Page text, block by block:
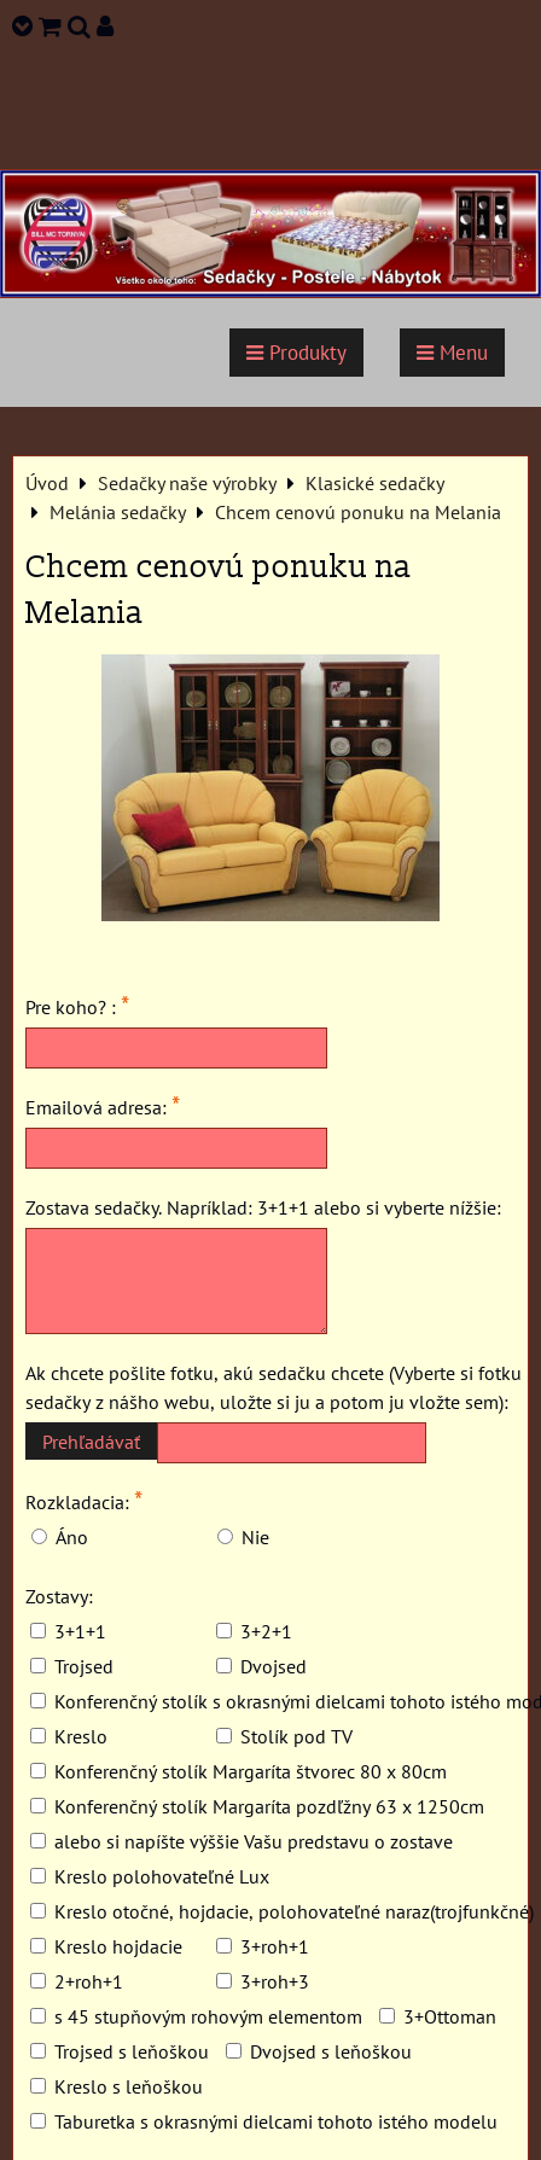
Produkty Menu
Úvod Sedačky naše výrobky
Klasické sedačky
Melánia sedačky
Chcem cenovú ponuku na Melania
Chcem cenovú ponuku na
Melania
Pre koho? : *
Emailová adresa: *
Zostava sedačky. Napríklad: 3+1+1 alebo si vyberte nížšie:
Ak chcete pošlite fotku, akú sedačku chcete (Vyberte si fotku
sedačky z nášho webu, uložte si ju a potom ju vložte sem):
Rozkladacia: *
Áno Nie
Zostavy:
3+1+1
3+2+1
Trojsed
Dvojsed
Konferenčný stolík s okrasnými dielcami tohoto istého
Kreslo
Stolík pod TV
Konferenčný stolík Margaríta štvorec 80 x 80cm
Konferenčný stolík Margaríta pozdľžny 63 x 1250cm
alebo si napíšte výššie Vašu predstavu o zostave
Kreslo polohovateľné Lux
Kreslo otočné, hojdacie, polohovateľné naraz(trojfunkčné)
Kreslo hojdacie
3+roh+1
2+roh+1
3+roh+3
s 45 stupňovým rohovým elementom
3+Ottoman
Trojsed s leňoškou
Dvojsed s leňoškou
Kreslo s leňoškou
Taburetka s okrasnými dielcami tohoto istého modelu